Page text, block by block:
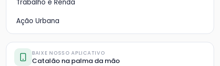
Trabalho e Renda
Ação Urbana
BAIXE NOSSO APLICATIVO
Catalão na palma da mão